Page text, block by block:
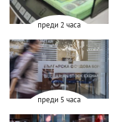
преди 2 часа
преди 5 часа